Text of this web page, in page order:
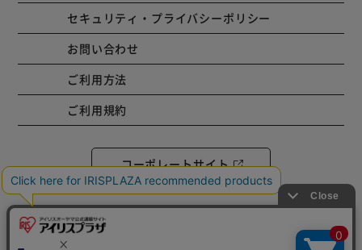
セキュリティ・プライバシーポリシー
お問い合わせ
ご利用方法
ご利用規約
コーポレートサイト
Copyright © 2001 IRISPLAZA. ALL Rights Reserved.